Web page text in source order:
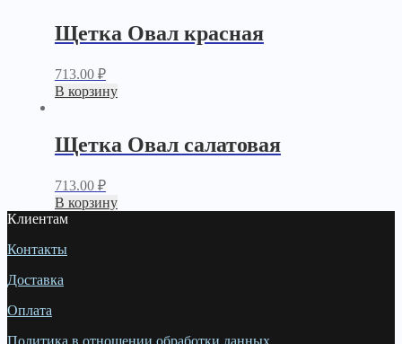
Щетка Овал красная
713.00 ₽
В корзину
Щетка Овал салатовая
713.00 ₽
В корзину
Клиентам
Контакты
Доставка
Оплата